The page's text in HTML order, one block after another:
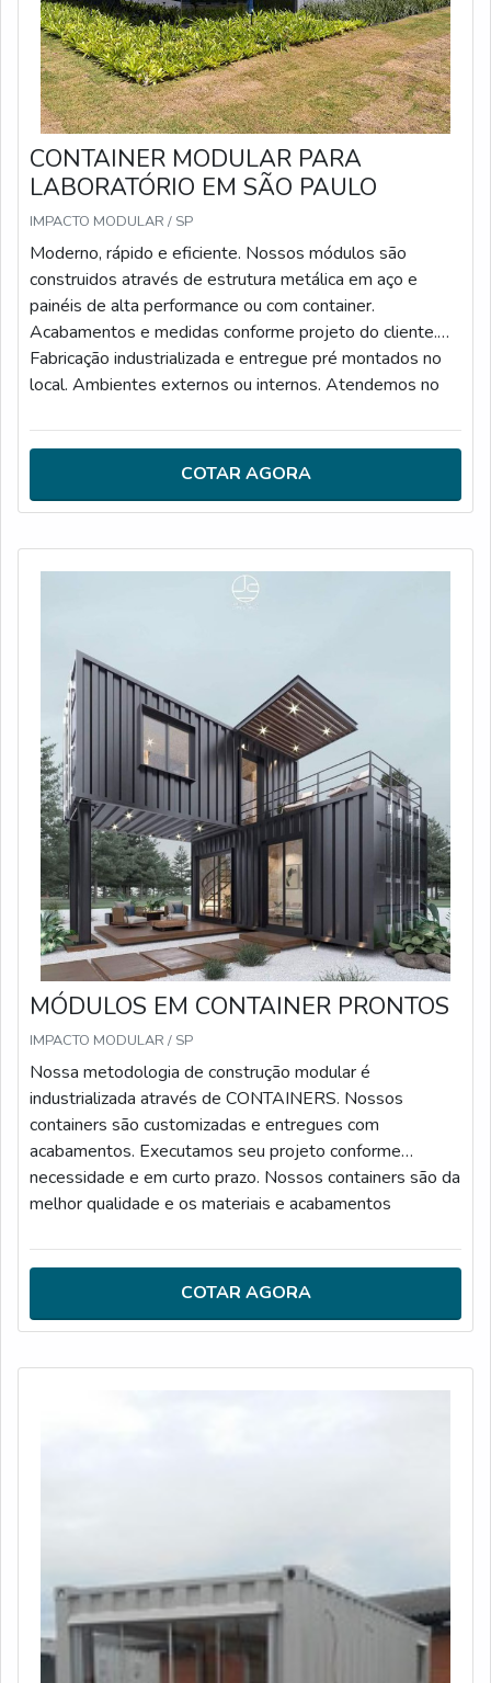
CONTAINER MODULAR PARA
LABORATÓRIO EM SÃO PAULO
IMPACTO MODULAR / SP
Moderno, rápido e eficiente. Nossos módulos são
construidos através de estrutura metálica em aço e
painéis de alta performance ou com container.
Acabamentos e medidas conforme projeto do cliente.
Fabricação industrializada e entregue pré montados no
local. Ambientes externos ou internos. Atendemos no
Atendemos todas as normas da construção civil e você
pode utilizar os módulos para um ambiente provisório ou
COTAR AGORA
MÓDULOS EM CONTAINER PRONTOS
IMPACTO MODULAR / SP
Nossa metodologia de construção modular é
industrializada através de CONTAINERS. Nossos
containers são customizadas e entregues com
acabamentos. Executamos seu projeto conforme
necessidade e em curto prazo. Nossos containers são da
melhor qualidade e os materiais e acabamentos
estado de São Paulo e com projetos a partir de 30 m2.
COTAR AGORA